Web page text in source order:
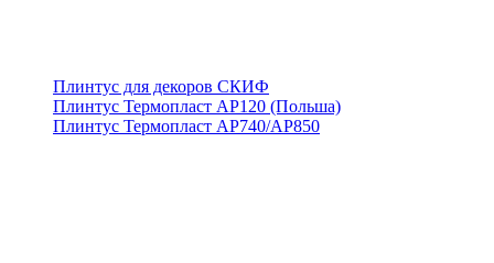
Плинтус для декоров СКИФ
Плинтус Термопласт АР120 (Польша)
Плинтус Термопласт АР740/АР850